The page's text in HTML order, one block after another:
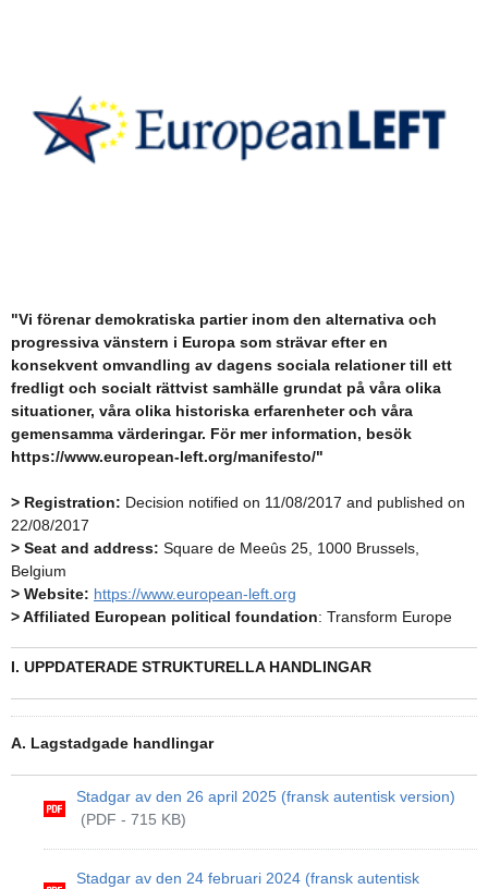
"Vi förenar demokratiska partier inom den alternativa och
progressiva vänstern i Europa som strävar efter en
konsekvent omvandling av dagens sociala relationer till ett
fredligt och socialt rättvist samhälle grundat på våra olika
situationer, våra olika historiska erfarenheter och våra
gemensamma värderingar. För mer information, besök
https://www.european-left.org/manifesto/"
> Registration: Decision notified on 11/08/2017 and published on
22/08/2017
> Seat and address: Square de Meeûs 25, 1000 Brussels,
Belgium
> Website: https://www.european-left.org
> Affiliated European political foundation: Transform Europe
I. UPPDATERADE STRUKTURELLA HANDLINGAR
A. Lagstadgade handlingar
Stadgar av den 26 april 2025 (fransk autentisk version)
(PDF - 715 KB)
Stadgar av den 24 februari 2024 (fransk autentisk